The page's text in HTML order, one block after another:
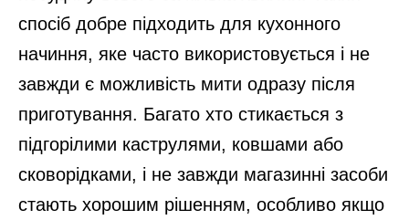
спосіб добре підходить для кухонного
начиння, яке часто використовується і не
завжди є можливість мити одразу після
приготування. Багато хто стикається з
підгорілими каструлями, ковшами або
сковорідками, і не завжди магазинні засоби
стають хорошим рішенням, особливо якщо